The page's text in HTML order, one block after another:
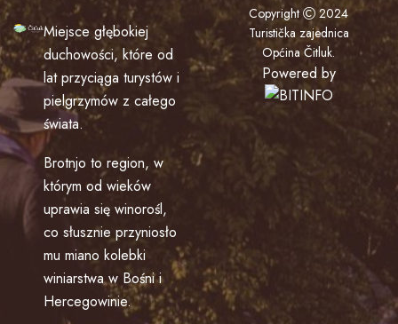
Miejsce głębokiej
duchowości, które od
lat przyciąga turystów i
pielgrzymów z całego
świata.
Brotnjo to region, w
którym od wieków
uprawia się winorośl,
co słusznie przyniosło
mu miano kolebki
winiarstwa w Bośni i
Hercegowinie.
Copyright
2024
Turistička zajednica
Općina Čitluk.
Powered by